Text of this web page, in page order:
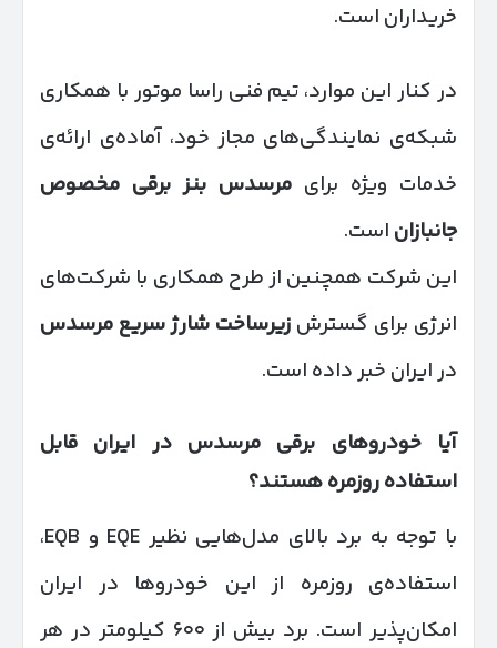
خریداران است.
در کنار این موارد، تیم فنی راسا موتور با همکاری
شبکه‌ی نمایندگی‌های مجاز خود، آماده‌ی ارائه‌ی
خدمات ویژه برای مرسدس بنز برقی مخصوص
جانبازان است.
این شرکت همچنین از طرح همکاری با شرکت‌های
انرژی برای گسترش زیرساخت شارژ سریع مرسدس
در ایران خبر داده است.
آیا خودروهای برقی مرسدس در ایران قابل
استفاده روزمره هستند؟
با توجه به برد بالای مدل‌هایی نظیر EQE و EQB،
استفاده‌ی روزمره از این خودروها در ایران
امکان‌پذیر است. برد بیش از ۶۰۰ کیلومتر در هر